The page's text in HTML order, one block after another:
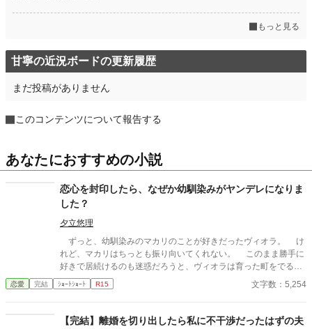
もっと見る
甘寧の近況ボードの更新履歴
まだ投稿がありません
このコンテンツについて報告する
あなたにおすすめの小説
恋心を封印したら、なぜか幼馴染みがヤンデレになりま
した？
夕立悠理
ずっと、幼馴染みのマカリのことが好きだったヴィオラ。 け
れど、マカリはちっとも振り向いてくれない。 このまま勝手に
好きで居続けるのも迷惑だろうと、ヴィオラは育った町をでる。
なんとか、王都での仕事も見つけ、新しい生活は順風満帆──か
と思いきや。 なんと、王都だけは死んでもいかないといってい
恋愛 完結 ｼｮｰﾄｼｮｰﾄ R15 文字数：5,254
【完結】離婚を切り出したら私に不干渉だったはずの夫